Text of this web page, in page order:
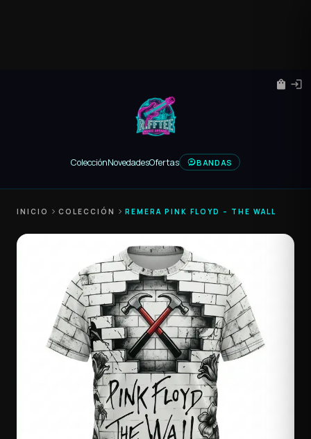
ColecciónNovedadesOfertas BANDAS
shopping_bag login
INICIO chevron_right COLECCIÓN chevron_right REMERA PINK FLOYD – THE WALL